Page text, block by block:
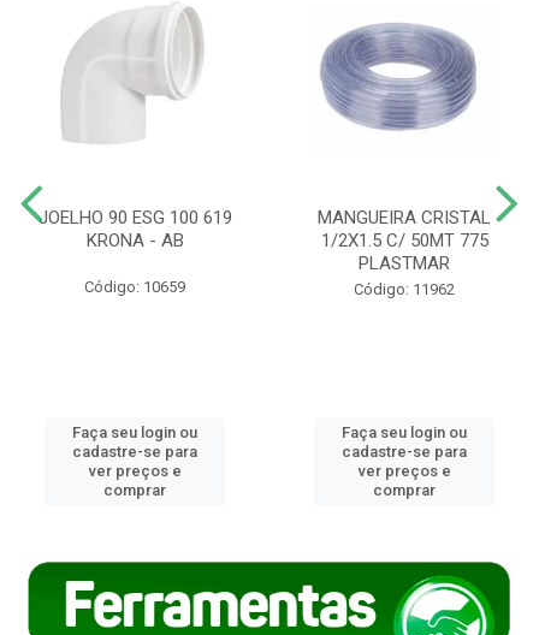
JOELHO 90 ESG 100 619
KRONA - AB
Código: 10659
Faça seu login ou
cadastre-se para
ver preços e
comprar
MANGUEIRA CRISTAL
1/2X1.5 C/ 50MT 775
PLASTMAR
Código: 11962
Faça seu login ou
cadastre-se para
ver preços e
comprar